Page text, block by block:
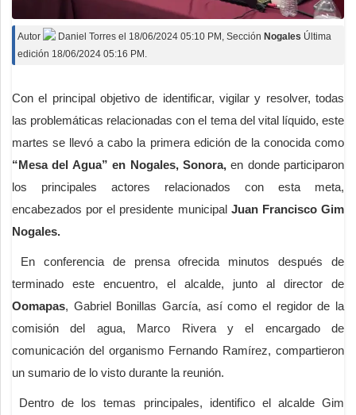
Autor Daniel Torres el 18/06/2024 05:10 PM , Sección Nogales Última
edición 18/06/2024 05:16 PM.
Con el principal objetivo de identificar, vigilar y resolver, todas
las problemáticas relacionadas con el tema del vital líquido, este
martes se llevó a cabo la primera edición de la conocida como
“Mesa del Agua” en Nogales, Sonora,en donde participaron
los principales actores relacionados con esta meta,
encabezados por el presidente municipal Juan Francisco Gim
Nogales.
En conferencia de prensa ofrecida minutos después de
terminado este encuentro, el alcalde, junto al director de
Oomapas, Gabriel Bonillas García, así como el regidor de la
comisión del agua, Marco Rivera y el encargado de
comunicación del organismo Fernando Ramírez, compartieron
un sumario de lo visto durante la reunión.
Dentro de los temas principales, identifico el alcalde Gim